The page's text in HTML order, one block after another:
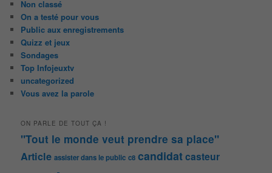
Non classé
On a testé pour vous
Public aux enregistrements
Quizz et jeux
Sondages
Top Infojeuxtv
uncategorized
Vous avez la parole
ON PARLE DE TOUT ÇA !
"Tout le monde veut prendre sa place"
Article assister dans le public c8 candidatcasteur